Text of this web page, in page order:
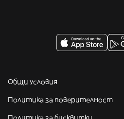
Общи условия
Политика за поверителност